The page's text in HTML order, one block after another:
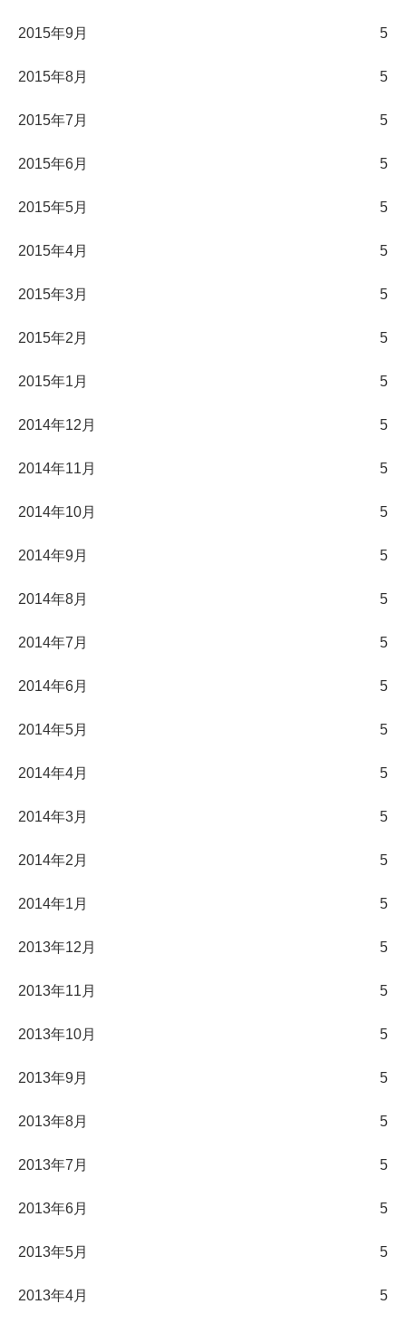
2015年9月 5
2015年8月 5
2015年7月 5
2015年6月 5
2015年5月 5
2015年4月 5
2015年3月 5
2015年2月 5
2015年1月 5
2014年12月 5
2014年11月 5
2014年10月 5
2014年9月 5
2014年8月 5
2014年7月 5
2014年6月 5
2014年5月 5
2014年4月 5
2014年3月 5
2014年2月 5
2014年1月 5
2013年12月 5
2013年11月 5
2013年10月 5
2013年9月 5
2013年8月 5
2013年7月 5
2013年6月 5
2013年5月 5
2013年4月 5